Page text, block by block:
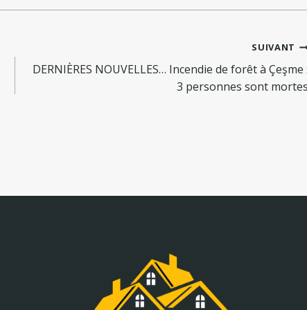
SUIVANT
DERNIÈRES NOUVELLES… Incendie de forêt à Çeşme
3 personnes sont